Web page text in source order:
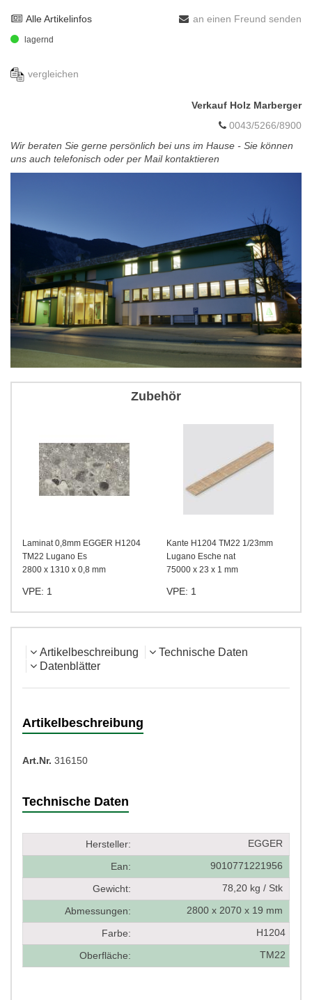
Alle Artikelinfos an einen Freund senden
lagernd
vergleichen
Verkauf Holz Marberger
0043/5266/8900
Wir beraten Sie gerne persönlich bei uns im Hause - Sie können
uns auch telefonisch oder per Mail kontaktieren
Zubehör
Laminat 0,8mm EGGER H1204
TM22 Lugano Es
2800 x 1310 x 0,8 mm
VPE: 1
Kante H1204 TM22 1/23mm
Lugano Esche nat
75000 x 23 x 1 mm
VPE: 1
Artikelbeschreibung
Technische Daten
Datenblätter
Artikelbeschreibung
Art.Nr. 316150
Technische Daten
Hersteller: EGGER
Ean: 9010771221956
Gewicht: 78,20 kg / Stk
Abmessungen: 2800 x 2070 x 19 mm
Farbe: H1204
Oberfläche: TM22